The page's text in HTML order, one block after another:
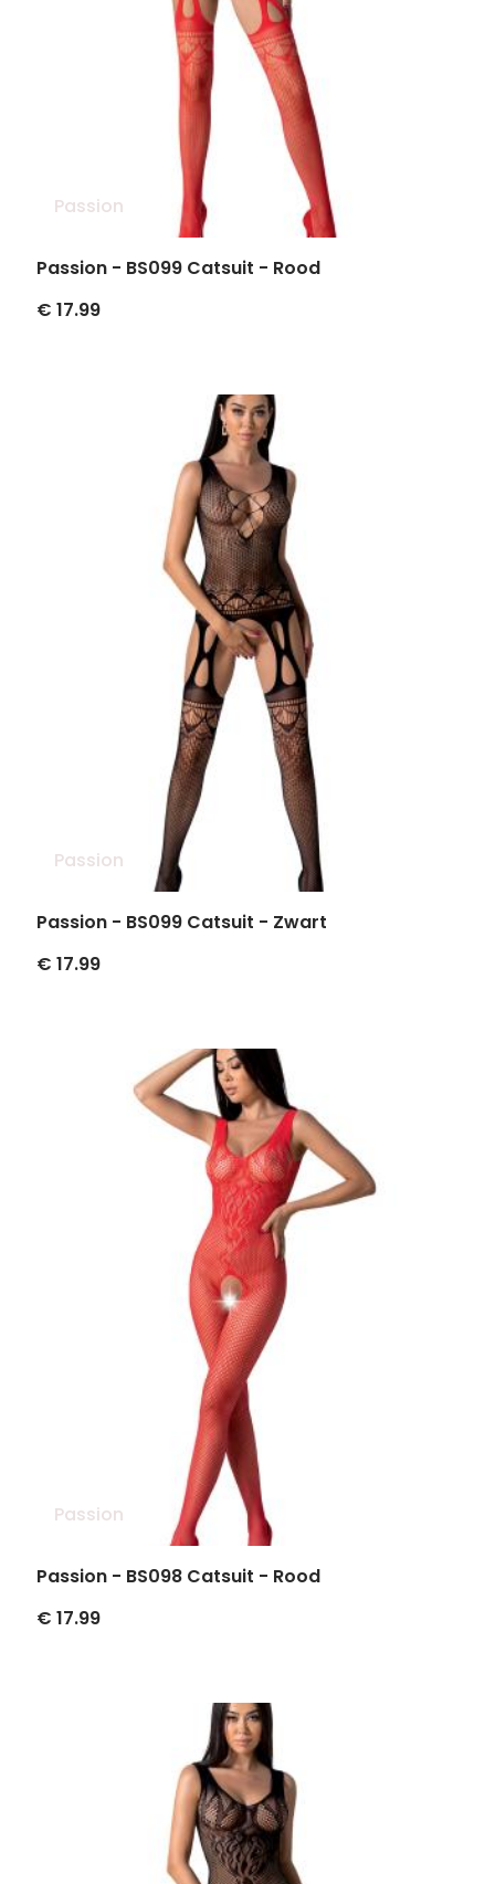
Passion
Passion - BS099 Catsuit - Rood
€ 17.99
Passion
Passion - BS099 Catsuit - Zwart
€ 17.99
Passion
Passion - BS098 Catsuit - Rood
€ 17.99